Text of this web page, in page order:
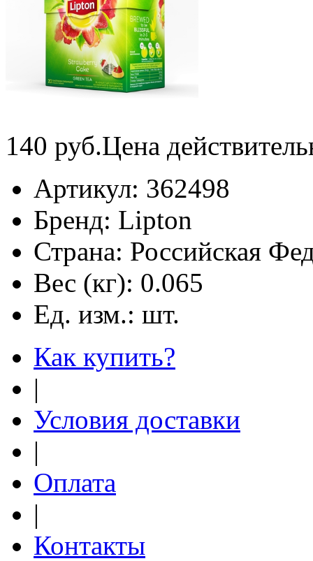
140 руб.Цена
Артикул: 362498
Бренд: Lipton
Страна: Российская
Вес (кг): 0.065
Ед. изм.: шт.
Как купить?
|
Условия доставки
|
Оплата
|
Контакты